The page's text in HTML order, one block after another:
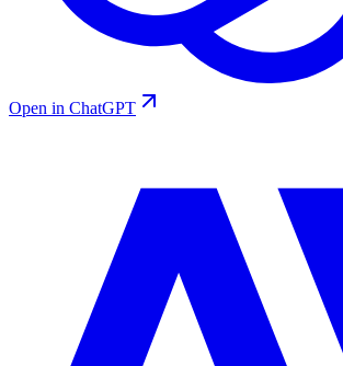
Open in ChatGPT